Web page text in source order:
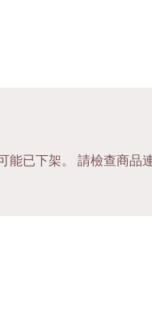
能已下架。 請檢查商品